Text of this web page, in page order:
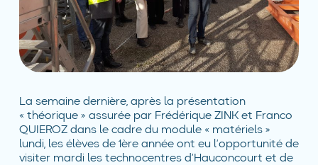
La semaine dernière, après la présentation
« théorique » assurée par Frédérique ZINK et Franco
QUIEROZ dans le cadre du module « matériels »
lundi, les élèves de 1ère année ont eu l’opportunité de
visiter mardi les technocentres d’Hauconcourt et de